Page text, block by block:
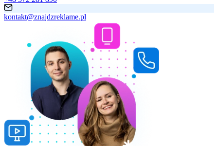
kontakt@znajdzreklame.pl